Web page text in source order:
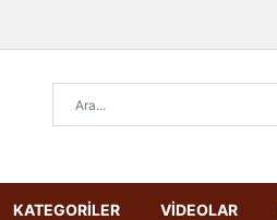
KATEGORİLER VİDEOLAR